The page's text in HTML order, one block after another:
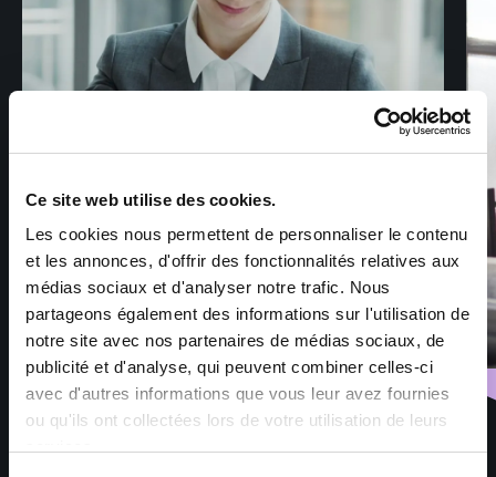
Ce site web utilise des cookies.
Les cookies nous permettent de personnaliser le contenu
et les annonces, d'offrir des fonctionnalités relatives aux
médias sociaux et d'analyser notre trafic. Nous
partageons également des informations sur l'utilisation de
notre site avec nos partenaires de médias sociaux, de
publicité et d'analyse, qui peuvent combiner celles-ci
avec d'autres informations que vous leur avez fournies
ou qu'ils ont collectées lors de votre utilisation de leurs